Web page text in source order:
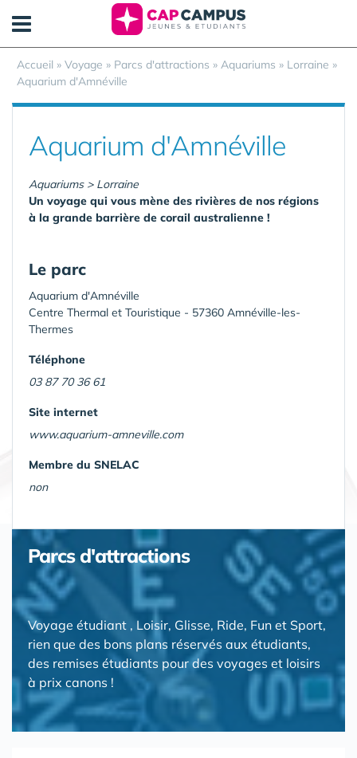
Accueil » Voyage » Parcs d'attractions » Aquariums » Lorraine »
Aquarium d'Amnéville
Aquarium d'Amnéville
Aquariums > Lorraine
Un voyage qui vous mène des rivières de nos régions
à la grande barrière de corail australienne !
Le parc
Aquarium d'Amnéville
Centre Thermal et Touristique - 57360 Amnéville-les-
Thermes
Téléphone
03 87 70 36 61
Site internet
www.aquarium-amneville.com
Membre du SNELAC
non
Parcs d'attractions
Voyage étudiant , Loisir, Glisse, Ride, Fun et Sport,
rien que des bons plans réservés aux étudiants,
des remises étudiants pour des voyages et loisirs
à prix canons !
Panneau de gestion des cookies